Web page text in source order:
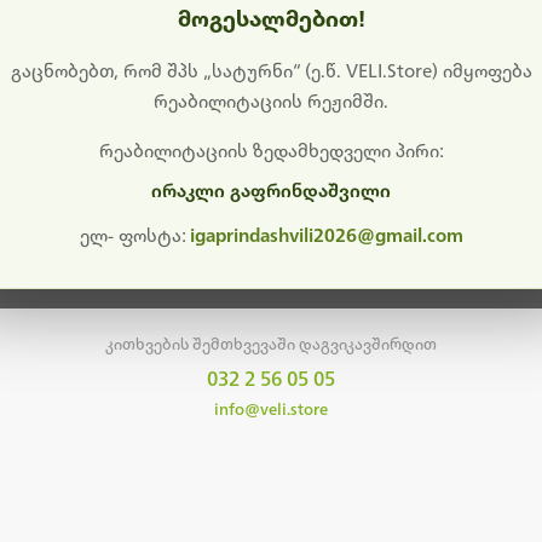
გიხდით შეფერხებისთვის. ამჟამად მიმდინარეობს
განახლება და ტექნიკური სამუშაოები.
მალე ისევ ხელმისაწვდომი იქნება. გმადლობთ მოთმინებისთვის!
მთავარ გვერდზე დაბრუნება
კითხვების შემთხვევაში დაგვიკავშირდით
032 2 56 05 05
info@veli.store
მოგესალმებით!
გაცნობებთ, რომ შპს „სატურნი“ (ე.წ. VELI.Store) იმყოფება
რეაბილიტაციის რეჟიმში.
რეაბილიტაციის ზედამხედველი პირი:
ირაკლი გაფრინდაშვილი
ელ- ფოსტა: igaprindashvili2026@gmail.com